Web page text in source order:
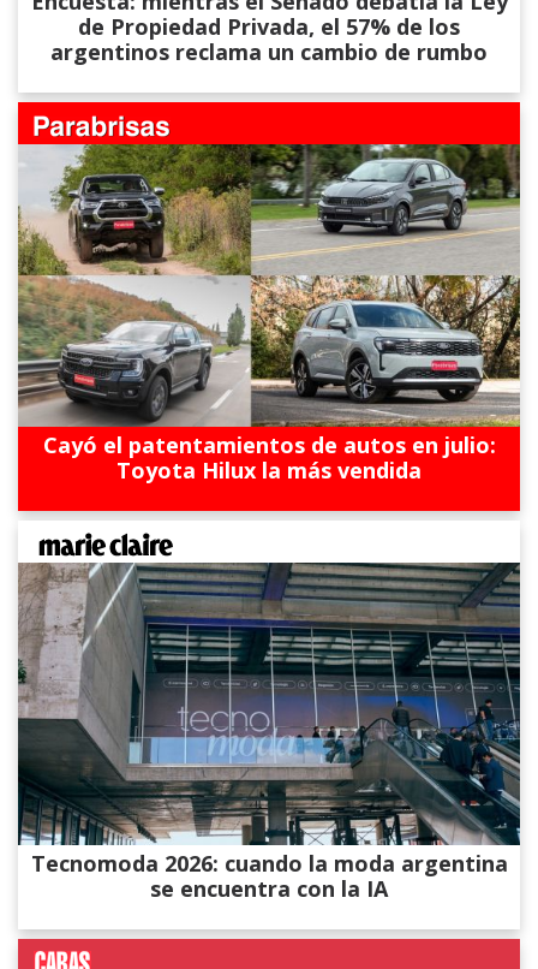
de Propiedad Privada, el 57% de los
argentinos reclama un cambio de rumbo
Cayó el patentamientos de autos en julio:
Toyota Hilux la más vendida
Tecnomoda 2026: cuando la moda argentina
se encuentra con la IA